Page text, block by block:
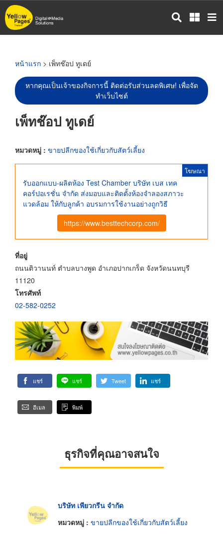
ข้าม
ไป
หน้าแรก > เพ็ทช๊อป ทูเดย์
หากคุณเป็นเจ้าของกิจการนี้ ติดต่อรับส่วนลดพิเศษ! เพื่อจัด
ทำเว็บไซต์
เพ็ทช๊อป ทูเดย์
หมวดหมู่ : ขายปลีกของใช้เกี่ยวกับสัตว์เลี้ยง
โฆษณา
รับออกแบบ-ผลิตห้อง Test Chamber บริษัท เบส เทค
คอร์ปอเรชั่น จำกัด ส่งมอบและติดตั้งห้องจำลองสภาวะ
แวดล้อม ให้กับลูกค้า อบรมการใช้งานอย่างถูกวิธี
https://www.besttechcorp.com/
ที่อยู่
ถนนติวานนท์ ตำบลบางพูด อำเภอปากเกร็ด จังหวัดนนทบุรี
11120
โทรศัพท์
02-582-0252
แชร์ แชร์ Tweet แชร์
อีเมล พิมพ์
ธุรกิจที่คุณอาจสนใจ
บริษัท เพียวกรีน จำกัด
หมวดหมู่ : ขายปลีกของใช้เกี่ยวกับสัตว์เลี้ยง